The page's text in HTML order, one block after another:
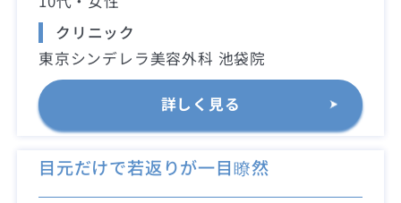
クリニック
東京シンデレラ美容外科 池袋院
詳しく見る
目元だけで若返りが一目瞭然